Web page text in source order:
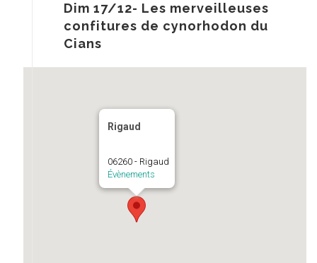
Dim 17/12- Les merveilleuses
confitures de cynorhodon du
Cians
Rigaud
06260 - Rigaud
Évènements